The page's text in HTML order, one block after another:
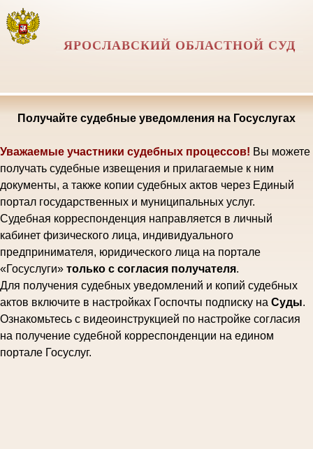
ЯРОСЛАВСКИЙ ОБЛАСТНОЙ СУД
Получайте судебные уведомления на Госуслугах
Уважаемые участники судебных процессов! Вы можете
получать судебные извещения и прилагаемые к ним
документы, а также копии судебных актов через Единый
портал государственных и муниципальных услуг.
Судебная корреспонденция направляется в личный
кабинет физического лица, индивидуального
предпринимателя, юридического лица на портале
«Госуслуги» только с согласия получателя.
Для получения судебных уведомлений и копий судебных
актов включите в настройках Госпочты подписку на Суды.
Ознакомьтесь с видеоинструкцией по настройке согласия
на получение судебной корреспонденции на едином
портале Госуслуг.